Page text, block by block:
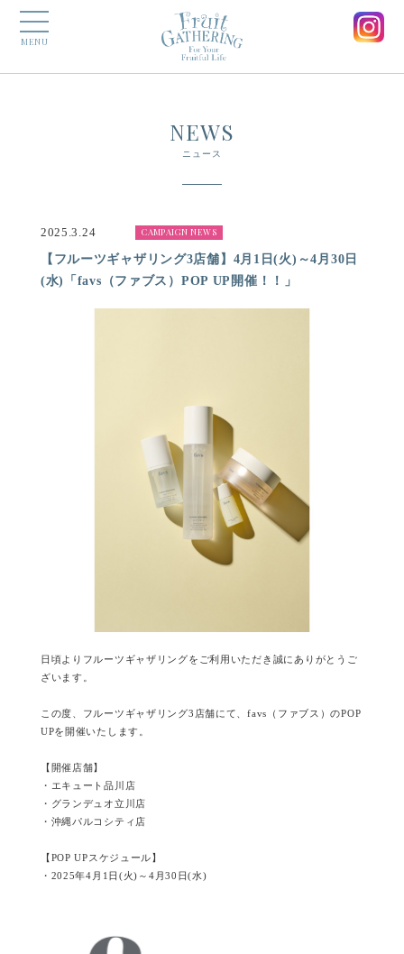
MENU
NEWS
ニュース
2025.3.24 CAMPAIGN NEWS
【フルーツギャザリング3店舗】4月1日(火)～4月30日
(水)「favs（ファブス）POP UP開催！！」
日頃よりフルーツギャザリングをご利用いただき誠にありがとうご
ざいます。
この度、フルーツギャザリング3店舗にて、favs（ファブス）のPOP
UPを開催いたします。
【開催店舗】
・エキュート品川店
・グランデュオ立川店
・沖縄パルコシティ店
【POP UPスケジュール】
・2025年4月1日(火)～4月30日(水)